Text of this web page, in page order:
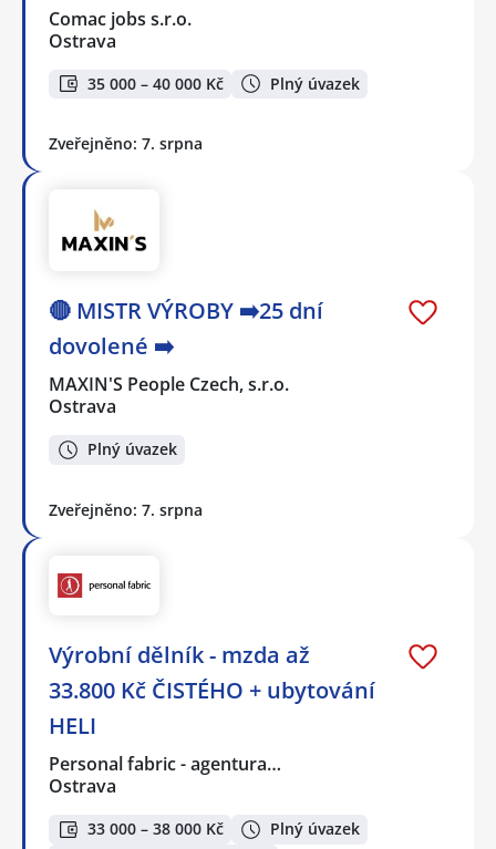
Comac jobs s.r.o.
Ostrava
35 000 – 40 000 Kč Plný úvazek
Zveřejněno: 7. srpna
🔴 MISTR VÝROBY ➡️25 dní
dovolené ➡️
MAXIN'S People Czech, s.r.o.
Ostrava
Plný úvazek
Zveřejněno: 7. srpna
Výrobní dělník - mzda až
33.800 Kč ČISTÉHO + ubytování
HELI
Personal fabric - agentura…
Ostrava
33 000 – 38 000 Kč
Plný úvazek